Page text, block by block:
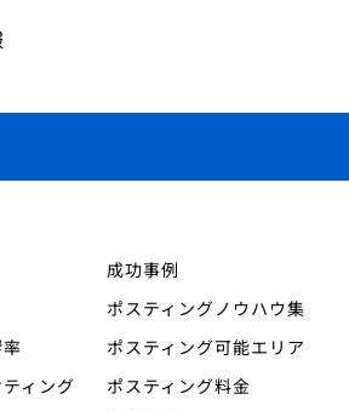
ィング
成功事例
ポスティングノウハウ集
ポスティング可能エリア
ポスティング料金